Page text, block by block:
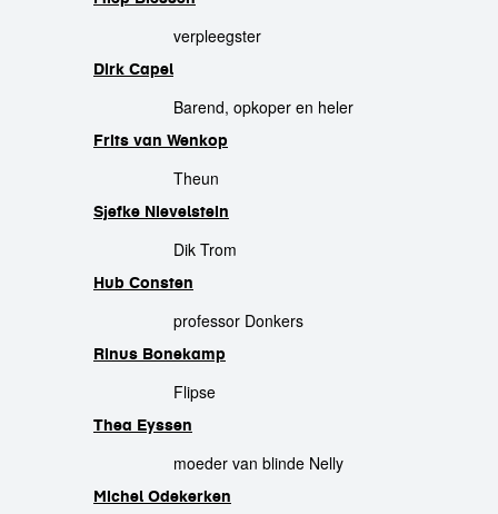
verpleegster
Dirk Capel
Barend, opkoper en heler
Frits van Wenkop
Theun
Sjefke Nievelstein
Dik Trom
Hub Consten
professor Donkers
Rinus Bonekamp
Flipse
Thea Eyssen
moeder van blinde Nelly
Michel Odekerken